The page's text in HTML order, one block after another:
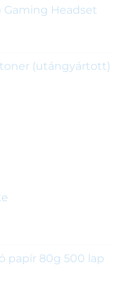
Gaming Headset
toner (utángyártott)
papír 80g 500 lap